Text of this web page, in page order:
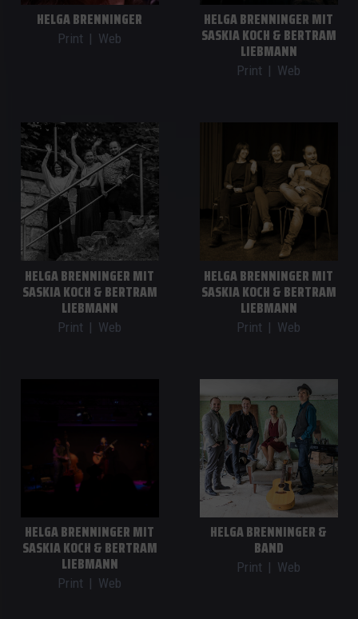
HELGA BRENNINGER
Print | Web
HELGA BRENNINGER MIT
SASKIA KOCH & BERTRAM
LIEBMANN
Print | Web
HELGA BRENNINGER MIT
SASKIA KOCH & BERTRAM
LIEBMANN
Print | Web
HELGA BRENNINGER MIT
SASKIA KOCH & BERTRAM
LIEBMANN
Print | Web
HELGA BRENNINGER MIT
SASKIA KOCH & BERTRAM
LIEBMANN
Print | Web
HELGA BRENNINGER &
BAND
Print | Web